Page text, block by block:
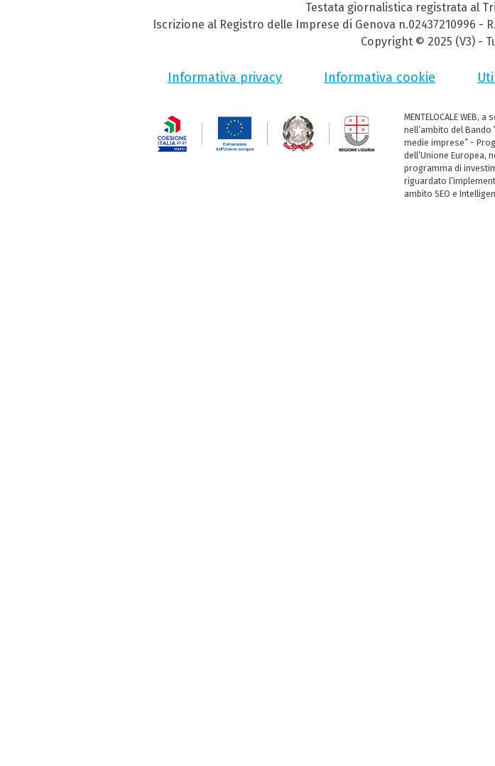
Testata giornalistica registrata al
Iscrizione al Registro delle Imprese di Genova n.02437210996 -
Copyright © 2025 (V3) -
Informativa privacy Informativa cookie
MENTELOCALE
nell’ambito del
medie imprese” -
dell’Unione Europea,
programma di
riguardato
ambito SEO e